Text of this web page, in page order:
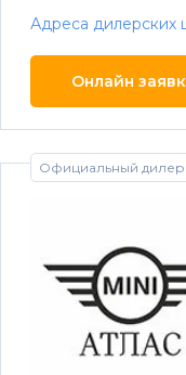
Адреса дилерских
Онлайн
Официальный дилер